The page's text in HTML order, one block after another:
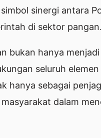
sinergi antara
di sektor pangan.
bukan hanya
seluruh
hanya sebagai
dalam